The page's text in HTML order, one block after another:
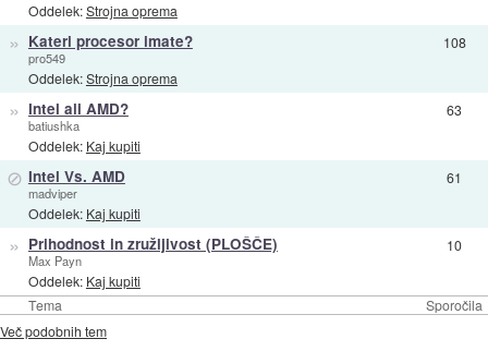
Tema Sporočila
Oddelek:Strojna oprema
» Kateri procesor imate?
pro549
Oddelek:Strojna oprema
108
» Intel ali AMD?
batiushka
Oddelek: Kaj kupiti
63
⊘ Intel Vs. AMD
madviper
Oddelek: Kaj kupiti
61
» Prihodnost in zružljivost (PLOŠČE)
Max Payn
Oddelek: Kaj kupiti
10
Več podobnih tem